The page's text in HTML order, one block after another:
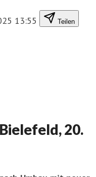
13:55 Teilen
20.